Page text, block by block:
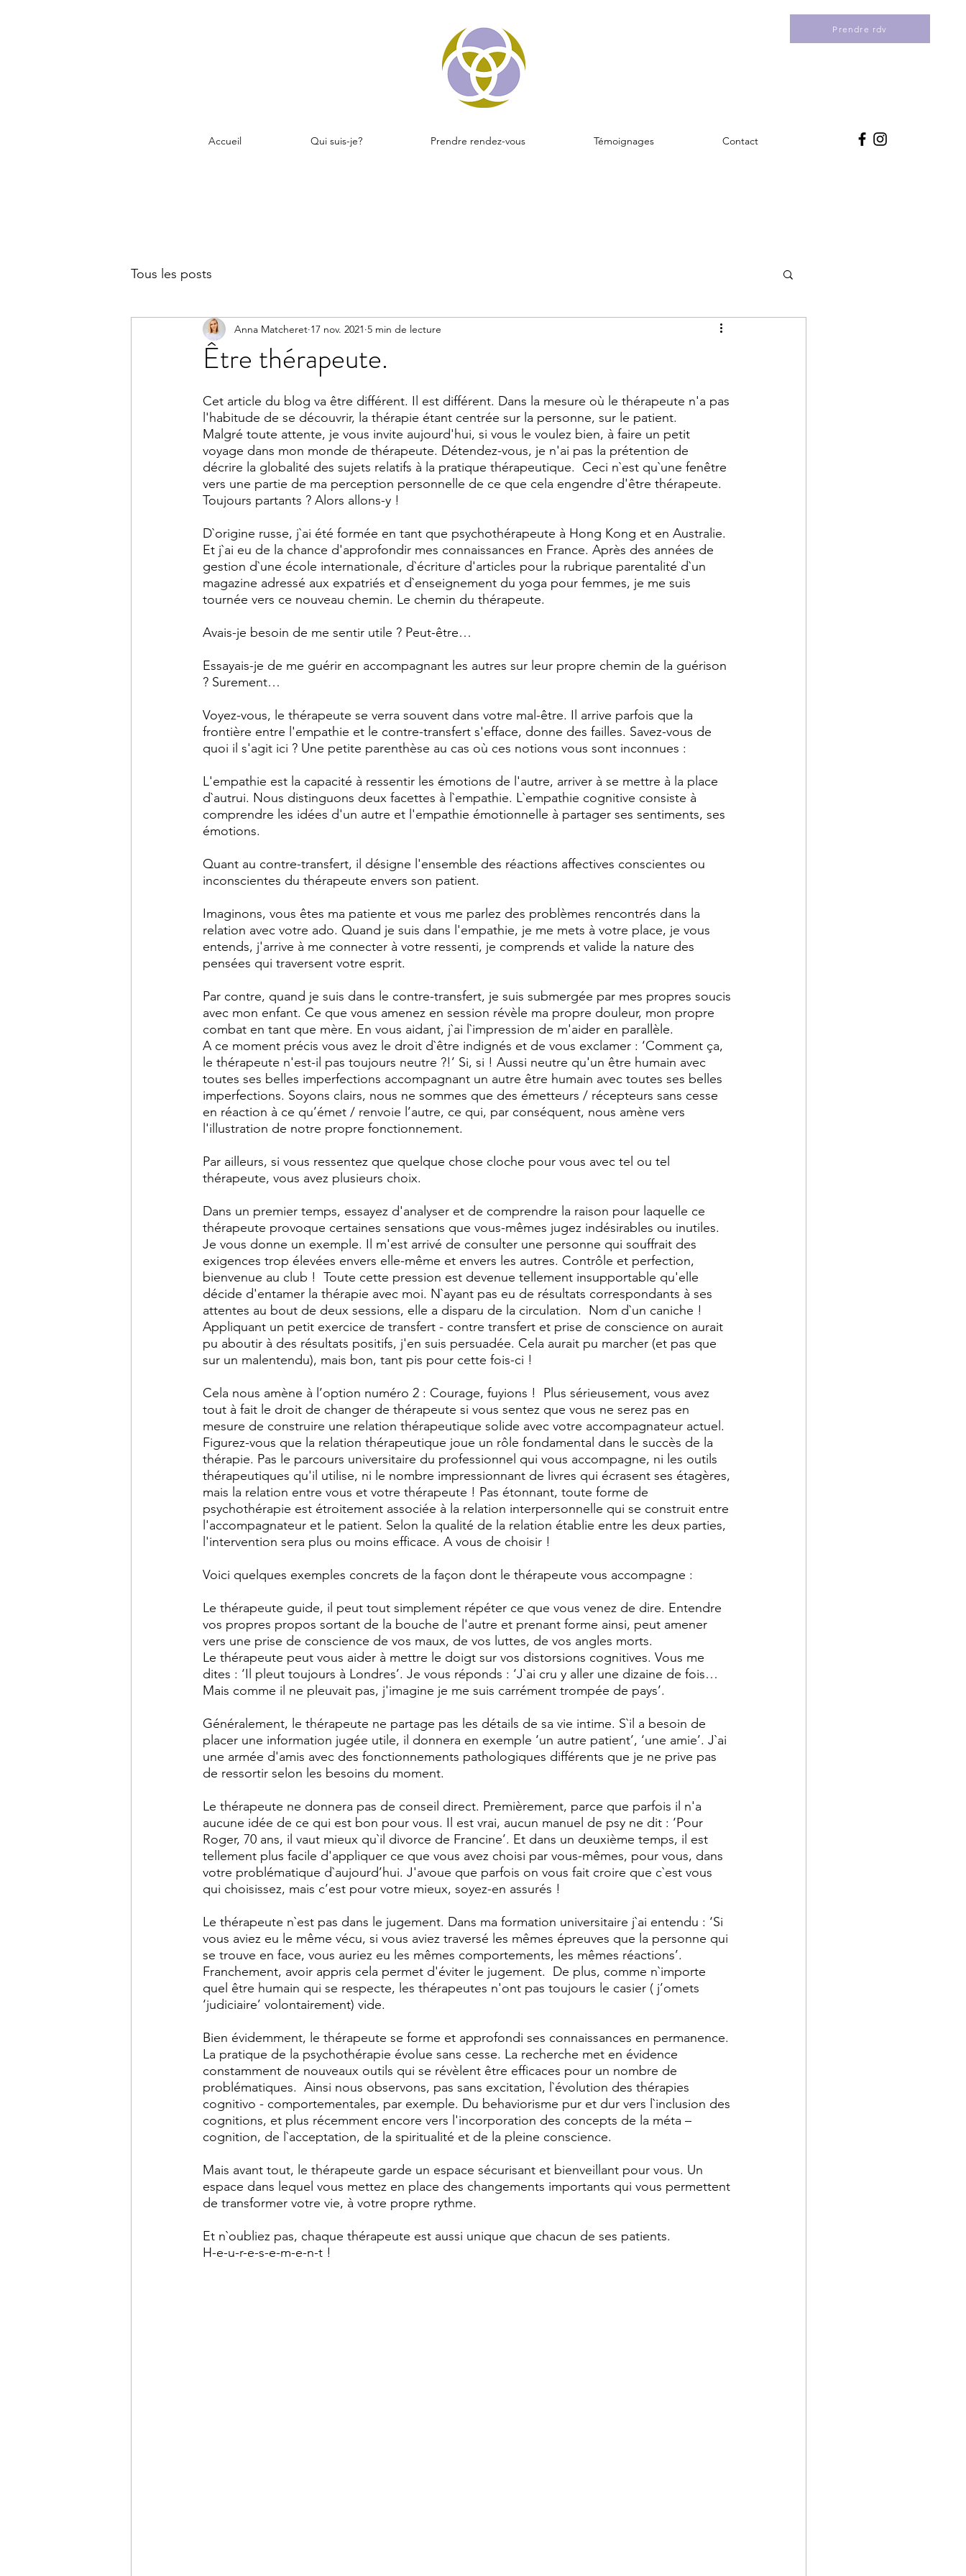
Prendre rdv
Accueil Qui suis-je? Prendre rendez-vous Témoignages Contact
Tous les posts
Être thérapeute.
Anna Matcheret 17 nov. 2021 5 min de lecture
Cet article du blog va être différent. Il est différent. Dans la mesure où le thérapeute n'a pas
l'habitude de se découvrir, la thérapie étant centrée sur la personne, sur le patient.
Malgré toute attente, je vous invite aujourd'hui, si vous le voulez bien, à faire un petit
voyage dans mon monde de thérapeute. Détendez-vous, je n'ai pas la prétention de
décrire la globalité des sujets relatifs à la pratique thérapeutique.  Ceci n`est qu`une fenêtre
vers une partie de ma perception personnelle de ce que cela engendre d'être thérapeute.
Toujours partants ? Alors allons-y !
D`origine russe, j`ai été formée en tant que psychothérapeute à Hong Kong et en Australie.
Et j`ai eu de la chance d'approfondir mes connaissances en France. Après des années de
gestion d`une école internationale, d`écriture d'articles pour la rubrique parentalité d`un
magazine adressé aux expatriés et d`enseignement du yoga pour femmes, je me suis
tournée vers ce nouveau chemin. Le chemin du thérapeute.
Avais-je besoin de me sentir utile ? Peut-être…
Essayais-je de me guérir en accompagnant les autres sur leur propre chemin de la guérison
? Surement…
Voyez-vous, le thérapeute se verra souvent dans votre mal-être. Il arrive parfois que la
frontière entre l'empathie et le contre-transfert s'efface, donne des failles. Savez-vous de
quoi il s'agit ici ? Une petite parenthèse au cas où ces notions vous sont inconnues :
L'empathie est la capacité à ressentir les émotions de l'autre, arriver à se mettre à la place
d`autrui. Nous distinguons deux facettes à l`empathie. L`empathie cognitive consiste à
comprendre les idées d'un autre et l'empathie émotionnelle à partager ses sentiments, ses
émotions.
Quant au contre-transfert, il désigne l'ensemble des réactions affectives conscientes ou
inconscientes du thérapeute envers son patient.
Imaginons, vous êtes ma patiente et vous me parlez des problèmes rencontrés dans la
relation avec votre ado. Quand je suis dans l'empathie, je me mets à votre place, je vous
entends, j'arrive à me connecter à votre ressenti, je comprends et valide la nature des
pensées qui traversent votre esprit.
Par contre, quand je suis dans le contre-transfert, je suis submergée par mes propres soucis
avec mon enfant. Ce que vous amenez en session révèle ma propre douleur, mon propre
combat en tant que mère. En vous aidant, j`ai l`impression de m'aider en parallèle.
A ce moment précis vous avez le droit d`être indignés et de vous exclamer : ‘Comment ça,
le thérapeute n'est-il pas toujours neutre ?!’ Si, si ! Aussi neutre qu'un être humain avec
toutes ses belles imperfections accompagnant un autre être humain avec toutes ses belles
imperfections. Soyons clairs, nous ne sommes que des émetteurs / récepteurs sans cesse
en réaction à ce qu’émet / renvoie l’autre, ce qui, par conséquent, nous amène vers
l'illustration de notre propre fonctionnement.
Par ailleurs, si vous ressentez que quelque chose cloche pour vous avec tel ou tel
thérapeute, vous avez plusieurs choix.
Dans un premier temps, essayez d'analyser et de comprendre la raison pour laquelle ce
thérapeute provoque certaines sensations que vous-mêmes jugez indésirables ou inutiles.
Je vous donne un exemple. Il m'est arrivé de consulter une personne qui souffrait des
exigences trop élevées envers elle-même et envers les autres. Contrôle et perfection,
bienvenue au club !  Toute cette pression est devenue tellement insupportable qu'elle
décide d'entamer la thérapie avec moi. N`ayant pas eu de résultats correspondants à ses
attentes au bout de deux sessions, elle a disparu de la circulation.  Nom d`un caniche !
Appliquant un petit exercice de transfert - contre transfert et prise de conscience on aurait
pu aboutir à des résultats positifs, j'en suis persuadée. Cela aurait pu marcher (et pas que
sur un malentendu), mais bon, tant pis pour cette fois-ci !
Cela nous amène à l’option numéro 2 : Courage, fuyions !  Plus sérieusement, vous avez
tout à fait le droit de changer de thérapeute si vous sentez que vous ne serez pas en
mesure de construire une relation thérapeutique solide avec votre accompagnateur actuel.
Figurez-vous que la relation thérapeutique joue un rôle fondamental dans le succès de la
thérapie. Pas le parcours universitaire du professionnel qui vous accompagne, ni les outils
thérapeutiques qu'il utilise, ni le nombre impressionnant de livres qui écrasent ses étagères,
mais la relation entre vous et votre thérapeute ! Pas étonnant, toute forme de
psychothérapie est étroitement associée à la relation interpersonnelle qui se construit entre
l'accompagnateur et le patient. Selon la qualité de la relation établie entre les deux parties,
l'intervention sera plus ou moins efficace. A vous de choisir !
Voici quelques exemples concrets de la façon dont le thérapeute vous accompagne :
Le thérapeute guide, il peut tout simplement répéter ce que vous venez de dire. Entendre
vos propres propos sortant de la bouche de l'autre et prenant forme ainsi, peut amener
vers une prise de conscience de vos maux, de vos luttes, de vos angles morts.
Le thérapeute peut vous aider à mettre le doigt sur vos distorsions cognitives. Vous me
dites : ‘Il pleut toujours à Londres’. Je vous réponds : ‘J`ai cru y aller une dizaine de fois…
Mais comme il ne pleuvait pas, j'imagine je me suis carrément trompée de pays’.
Généralement, le thérapeute ne partage pas les détails de sa vie intime. S`il a besoin de
placer une information jugée utile, il donnera en exemple ‘un autre patient’, ‘une amie’. J`ai
une armée d'amis avec des fonctionnements pathologiques différents que je ne prive pas
de ressortir selon les besoins du moment.
Le thérapeute ne donnera pas de conseil direct. Premièrement, parce que parfois il n'a
aucune idée de ce qui est bon pour vous. Il est vrai, aucun manuel de psy ne dit : ‘Pour
Roger, 70 ans, il vaut mieux qu`il divorce de Francine’. Et dans un deuxième temps, il est
tellement plus facile d'appliquer ce que vous avez choisi par vous-mêmes, pour vous, dans
votre problématique d`aujourd’hui. J'avoue que parfois on vous fait croire que c`est vous
qui choisissez, mais c’est pour votre mieux, soyez-en assurés !
Le thérapeute n`est pas dans le jugement. Dans ma formation universitaire j`ai entendu : ‘Si
vous aviez eu le même vécu, si vous aviez traversé les mêmes épreuves que la personne qui
se trouve en face, vous auriez eu les mêmes comportements, les mêmes réactions’.
Franchement, avoir appris cela permet d'éviter le jugement.  De plus, comme n`importe
quel être humain qui se respecte, les thérapeutes n'ont pas toujours le casier ( j’omets
‘judiciaire’ volontairement) vide.
Bien évidemment, le thérapeute se forme et approfondi ses connaissances en permanence.
La pratique de la psychothérapie évolue sans cesse. La recherche met en évidence
constamment de nouveaux outils qui se révèlent être efficaces pour un nombre de
problématiques.  Ainsi nous observons, pas sans excitation, l`évolution des thérapies
cognitivo - comportementales, par exemple. Du behaviorisme pur et dur vers l`inclusion des
cognitions, et plus récemment encore vers l'incorporation des concepts de la méta –
cognition, de l`acceptation, de la spiritualité et de la pleine conscience.
Mais avant tout, le thérapeute garde un espace sécurisant et bienveillant pour vous. Un
espace dans lequel vous mettez en place des changements importants qui vous permettent
de transformer votre vie, à votre propre rythme.
Et n`oubliez pas, chaque thérapeute est aussi unique que chacun de ses patients.
H-e-u-r-e-s-e-m-e-n-t !